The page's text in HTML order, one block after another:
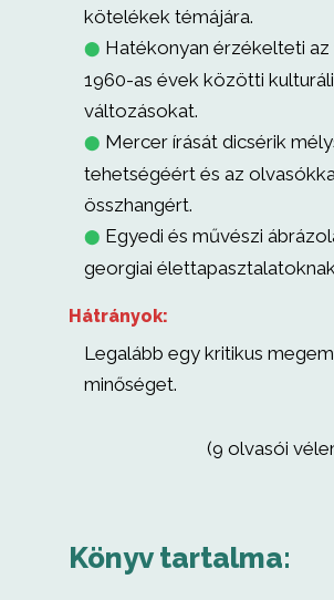
kötelékek témájára.
⬤ Hatékonyan érzékelteti az
1960-as évek közötti
változásokat.
⬤ Mercer írását dicsérik
tehetségéért és az
összhangért.
⬤ Egyedi és művészi
georgiai
Hátrányok:
Legalább egy kritikus
minőséget.
(9 olvasói
Könyv tartalma: